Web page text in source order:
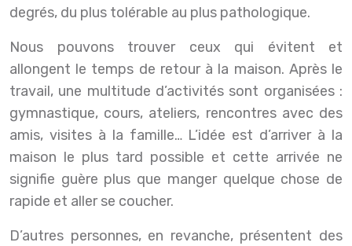
degrés, du plus tolérable au plus pathologique.
Nous pouvons trouver ceux qui évitent et
allongent le temps de retour à la maison. Après le
travail, une multitude d’activités sont organisées :
gymnastique, cours, ateliers, rencontres avec des
amis, visites à la famille… L’idée est d’arriver à la
maison le plus tard possible et cette arrivée ne
signifie guère plus que manger quelque chose de
rapide et aller se coucher.
D’autres personnes, en revanche, présentent des